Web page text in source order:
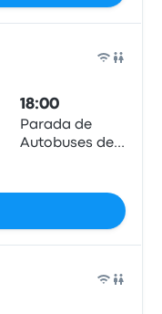
18:00
Parada de
Autobuses de